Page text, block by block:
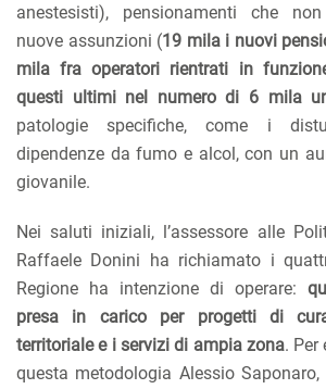
anestesisti), pensionamenti che
nuove assunzioni (19 mila i nuovi
mila fra operatori rientrati in
questi ultimi nel numero di 6 mila
patologie specifiche, come i
dipendenze da fumo e alcol, con un
giovanile.
Nei saluti iniziali, l’assessore alle
Raffaele Donini ha richiamato i
Regione ha intenzione di operare:
presa in carico per progetti di
territoriale e i servizi di ampia zona. Per
questa metodologia Alessio Saponaro,